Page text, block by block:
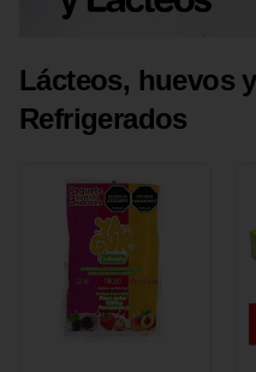
Lácteos, huevos y
Refrigerados